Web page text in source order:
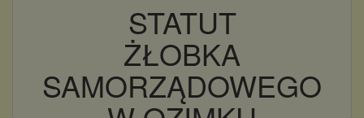
STATUT
ŻŁOBKA
SAMORZĄDOWEGO